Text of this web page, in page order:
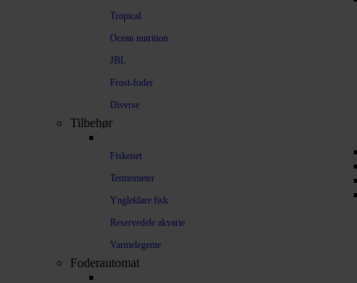
Tropical
Ocean nutrition
JBL
Frost-foder
Diverse
Tilbehør
Fiskenet
Termometer
Yngleklare fisk
Reservedele akvarie
Varmelegeme
Foderautomat